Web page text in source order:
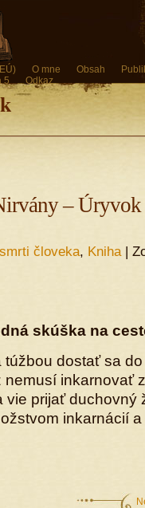
O mne Obsah
5 Odkaz
–
človeka, Kniha|
skúška na
dostať sa
inkarnovať
vie prijať duchovný
inkarnácií